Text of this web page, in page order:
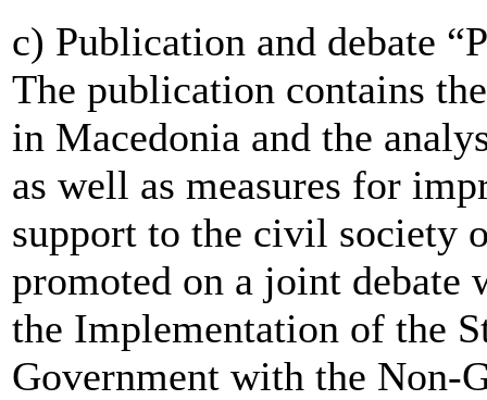
c) Publication and debate
The publication contains
in Macedonia and the
as well as measures for
support to the civil society
promoted on a joint debate
the Implementation of the
Government with the Non-